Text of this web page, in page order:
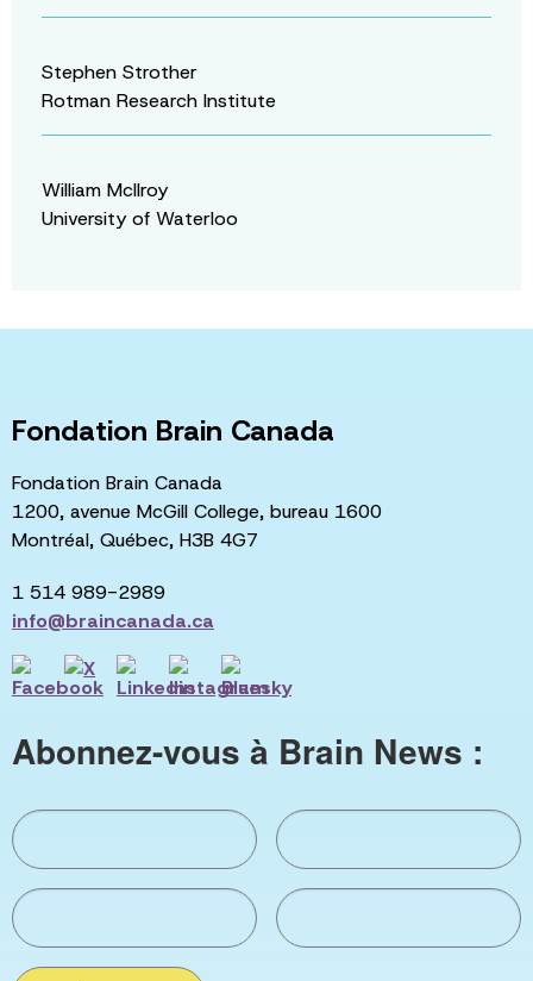
Stephen Strother
Rotman Research Institute
William McIlroy
University of Waterloo
Fondation Brain Canada
Fondation Brain Canada
1200, avenue McGill College, bureau 1600
Montréal, Québec, H3B 4G7
1 514 989-2989
info@braincanada.ca
Abonnez-vous à Brain News :